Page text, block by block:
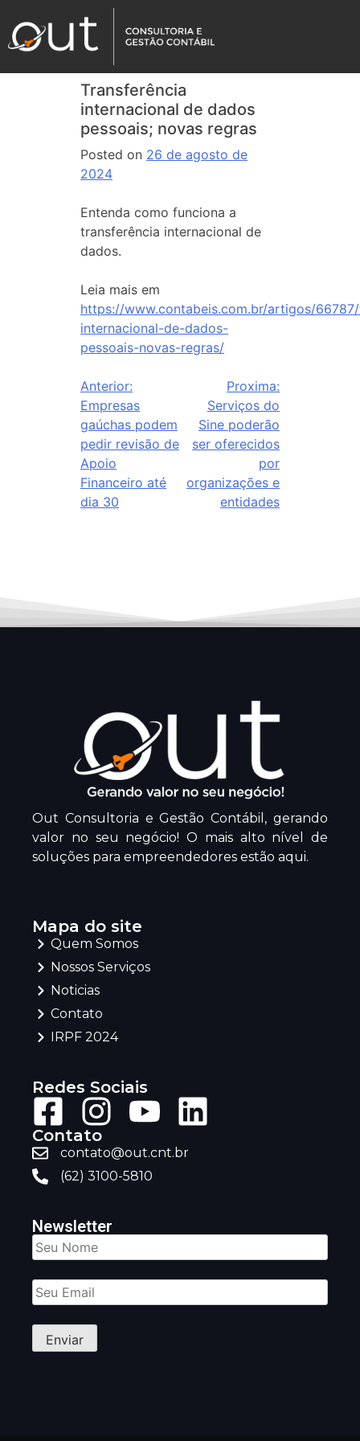
Transferência
internacional de dados
pessoais; novas regras
Posted on 26 de agosto de
2024
Entenda como funciona a
transferência internacional de
dados.
Leia mais em
https://www.contabeis.com.br/artigos/
internacional-de-dados-
pessoais-novas-regras/
Anterior:
Empresas
gaúchas podem
pedir revisão de
Apoio
Financeiro até
dia 30
Proxima:
Serviços do
Sine poderão
ser oferecidos
por
organizações e
entidades
Out Consultoria e Gestão Contábil, gerando
valor no seu negócio! O mais alto nível de
soluções para empreendedores estão aqui.
Mapa do site
Quem Somos
Nossos Serviços
Noticias
Contato
IRPF 2024
Redes Sociais
Contato
contato@out.cnt.br
(62) 3100-5810
Newsletter